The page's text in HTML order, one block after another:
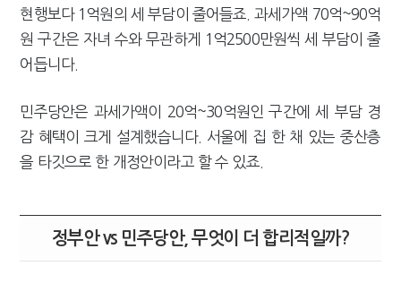
현행보다 1억원의 세 부담이 줄어들죠. 과세가액 70억~90억
원 구간은 자녀 수와 무관하게 1억2500만원씩 세 부담이 줄
어듭니다.
민주당안은 과세가액이 20억~30억원인 구간에 세 부담 경
감 혜택이 크게 설계했습니다. 서울에 집 한 채 있는 중산층
을 타깃으로 한 개정안이라고 할 수 있죠.
정부안 vs 민주당안, 무엇이 더 합리적일까?